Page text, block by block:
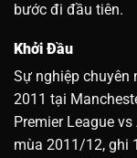
bước đi đầu tiên.
Khởi Đầu
Sự nghiệp chuyên
2011 tại
Premier League
mùa 2011/12, ghi